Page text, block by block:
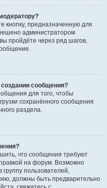
кнопку, предназначенную для
администратором
пройдёте через ряд шагов,
создании сообщения?
для того, чтобы
сохранённого сообщения
раздела.
что сообщения требуют
на форум. Возможно
группу пользователей,
должны быть предварительно